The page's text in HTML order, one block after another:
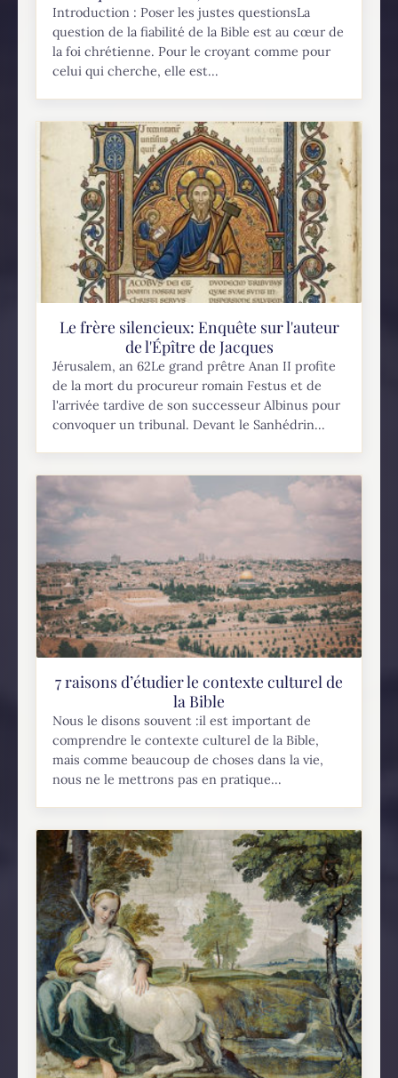
Introduction : Poser les justes questionsLa
question de la fiabilité de la Bible est au cœur de
la foi chrétienne. Pour le croyant comme pour
celui qui cherche, elle est...
Le frère silencieux: Enquête sur l'auteur
de l'Épître de Jacques
Jérusalem, an 62Le grand prêtre Anan II profite
de la mort du procureur romain Festus et de
l'arrivée tardive de son successeur Albinus pour
convoquer un tribunal. Devant le Sanhédrin...
7 raisons d’étudier le contexte culturel de
la Bible
Nous le disons souvent :il est important de
comprendre le contexte culturel de la Bible,
mais comme beaucoup de choses dans la vie,
nous ne le mettrons pas en pratique...